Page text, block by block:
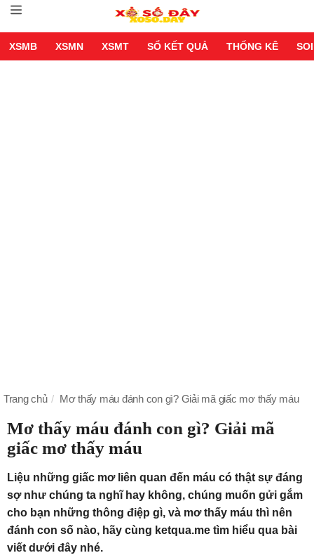
XSMB XSMN XSMT SỔ KẾT QUẢ THỐNG KÊ
Trang chủ Mơ thấy máu đánh con gì? Giải mã giấc mơ thấy máu
Mơ thấy máu đánh con gì? Giải mã
giấc mơ thấy máu
Liệu những giấc mơ liên quan đến máu có thật sự đáng
sợ như chúng ta nghĩ hay không, chúng muốn gửi gắm
cho bạn những thông điệp gì, và mơ thấy máu thì nên
đánh con số nào, hãy cùng ketqua.me tìm hiểu qua bài
viết dưới đây nhé.